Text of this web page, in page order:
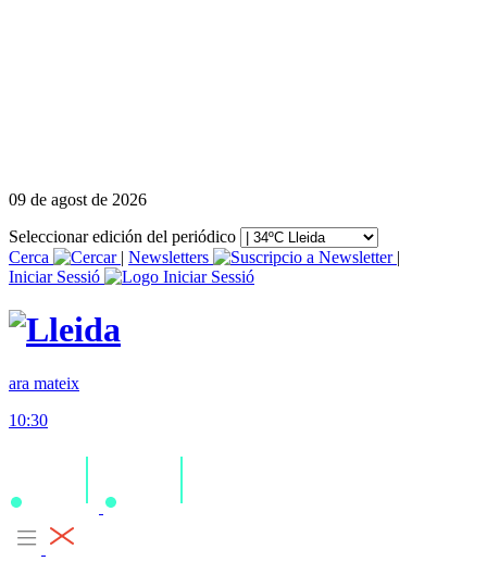
09 de agost de 2026
Seleccionar edición del periódico
Cerca
| Newsletters
|
Iniciar Sessió
ara mateix
10:30